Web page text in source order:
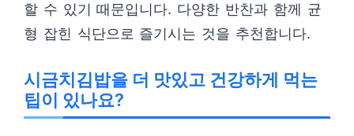
할 수 있기 때문입니다. 다양한 반찬과 함께 균
형 잡힌 식단으로 즐기시는 것을 추천합니다.
시금치김밥을 더 맛있고 건강하게 먹는
팁이 있나요?